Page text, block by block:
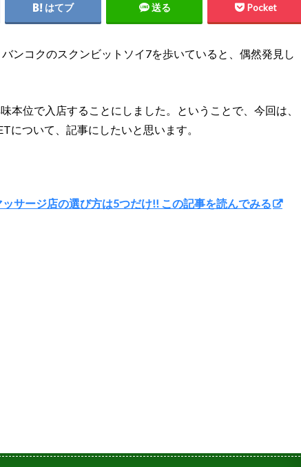
はてブ 送る Pocket
ンコクのスクンビットソイ7を歩いていると、偶然発見し
本位で入店することにしました。ということで、今回は、
について、記事にしたいと思います。
サージ店の選び方は5つだけ!! この記事を読んでみる